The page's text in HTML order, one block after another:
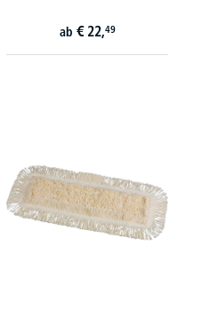
ab € 22,49